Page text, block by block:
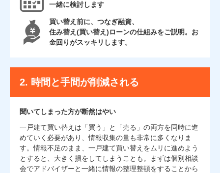
一緒に検討します
買い替え前に、つなぎ融資、
住み替え(買い替え)ローンの仕組みをご説明。お
金回りがスッキリします。
2. 時間と手間が削減される
聞いてしまった方が断然はやい
一戸建て買い替えは「買う」と「売る」の両方を同時に進
めていく必要があり、情報収集の量も非常に多くなりま
す。情報不足のまま、一戸建て買い替えをムリに進めよう
とすると、大きく損をしてしまうことも。まずは個別相談
会でアドバイザーと一緒に情報の整理整頓をすることから